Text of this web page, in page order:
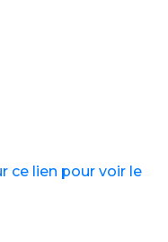
ce lien pour voir le